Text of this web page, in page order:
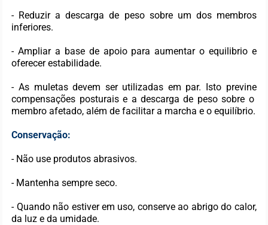
- Reduzir a descarga de peso sobre um dos membros
inferiores.
- Ampliar a base de apoio para aumentar o equilibrio e
oferecer estabilidade.
- As muletas devem ser utilizadas em par. Isto previne
compensações posturais e a descarga de peso sobre o
membro afetado, além de facilitar a marcha e o equilíbrio.
Conservação:
- Não use produtos abrasivos.
- Mantenha sempre seco.
- Quando não estiver em uso, conserve ao abrigo do calor,
da luz e da umidade.